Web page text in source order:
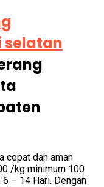
cepat dan aman
/kg minimum 100
– 14 Hari. Dengan